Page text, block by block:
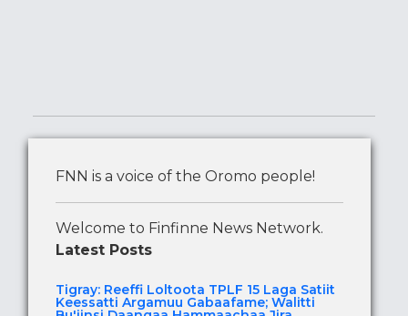
FNN is a voice of the Oromo people!
Welcome to Finfinne News Network.
Latest Posts
Tigray: Reeffi Loltoota TPLF 15 Laga Satiit
Keessatti Argamuu Gabaafame; Walitti